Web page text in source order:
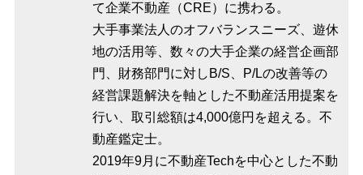
て企業不動産（CRE）に携わる。
大手事業法人のオフバランスニーズ、遊休
地の活用等、数々の大手企業の経営企画部
門、財務部門に対しB/S、P/Lの改善等の
経営課題解決を軸とした不動産活用提案を
行い、取引総額は4,000億円を超える。不
動産鑑定士。
2019年9月に不動産Techを中心とした不動